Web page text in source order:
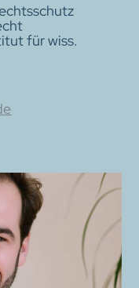
für wiss.